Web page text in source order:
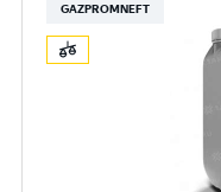
GAZPROMNEFT